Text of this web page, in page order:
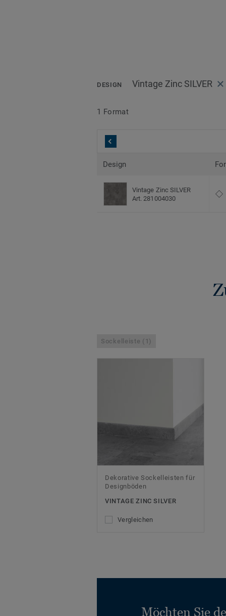
DESIGN Vintage Zinc SILVER
1 Format
Design
Vintage Zinc SILVER
Art. 281004030
Sockelleiste (1)
Dekorative Sockelleisten für
Designböden
VINTAGE ZINC SILVER
Vergleichen
Möchten Sie